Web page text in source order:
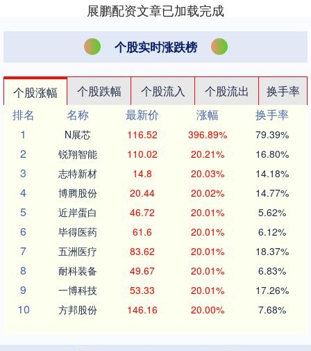
展鹏配资文章已加载完成
个股实时涨跌榜
个股涨幅 个股跌幅 个股流入 个股流出
换手率
排名
名称 最新价 涨幅
换手率
1
N展芯 116.52 396.89% 79.39%
2 锐翔智能 110.02 20.21% 16.80%
3 志特新材 14.8 20.03% 14.18%
4 博腾股份 20.44 20.02% 14.77%
5 近岸蛋白 46.72 20.01% 5.62%
6 毕得医药 61.6 20.01% 6.12%
7 五洲医疗 83.62 20.01% 18.37%
8 耐科装备 49.67 20.01% 6.83%
9 一博科技 53.33 20.01% 17.26%
10 方邦股份 146.16 20.00% 7.68%